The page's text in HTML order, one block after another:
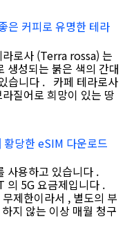
은 커피로 유명한 테라
로사 (Terra rossa) 는
생성되는 붉은 색의 간대
습니다 . 카페 테라로사
질어로 희망이 있는 땅
당한 eSIM 다운로드
사용하고 있습니다 .
의 5G 요금제입니다 .
제한이라서 , 별도의 부
지 않는 이상 매월 청구